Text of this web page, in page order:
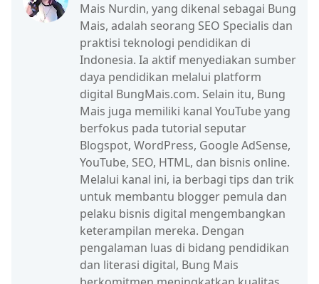
Mais Nurdin, yang dikenal sebagai Bung
Mais, adalah seorang SEO Specialis dan
praktisi teknologi pendidikan di
Indonesia. Ia aktif menyediakan sumber
daya pendidikan melalui platform
digital BungMais.com. Selain itu, Bung
Mais juga memiliki kanal YouTube yang
berfokus pada tutorial seputar
Blogspot, WordPress, Google AdSense,
YouTube, SEO, HTML, dan bisnis online.
Melalui kanal ini, ia berbagi tips dan trik
untuk membantu blogger pemula dan
pelaku bisnis digital mengembangkan
keterampilan mereka. Dengan
pengalaman luas di bidang pendidikan
dan literasi digital, Bung Mais